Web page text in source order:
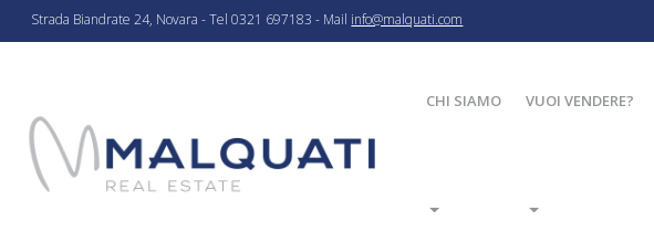
Strada Biandrate 24, Novara - Tel 0321 697183 - Mail info@malquati.com
CHI SIAMO VUOI VENDERE?